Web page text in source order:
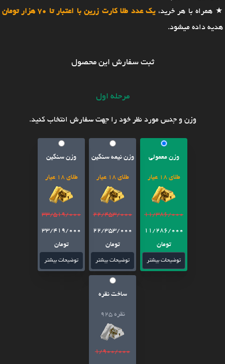
★ همراه با هر خرید،یک عدد طلا کارت زرین با اعتبار تا 70 هزار تومان
هدیه داده میشود.
ثبت سفارش این محصول
مرحله اول
وزن و جنس مورد نظر خود را جهت سفارش انتخاب کنید.
وزن معمولی
طلای 18 عیار
11/386/000
11/286/000
تومان
توضیحات بیشتر
وزن نیمه سنگین
طلای 18 عیار
22/453/000
22/353/000
تومان
توضیحات بیشتر
وزن سنگین
طلای 18 عیار
33/519/000
33/419/000
تومان
توضیحات بیشتر
ساخت نقره
نقره 925
1/900/000